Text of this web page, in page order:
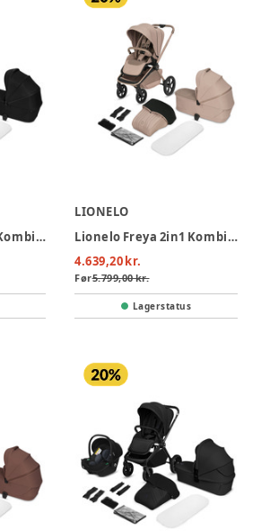
Lionelo Freya 2in1 Kombivogn - Black Onyx
LIONELO
Lionelo Freya 2in1 Kombivogn - Beige Sand
4.639,20 kr.
Før5.799,00 kr.
Lagerstatus